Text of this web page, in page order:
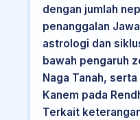
dengan jumlah
penanggalan
astrologi dan
bawah pengaruh
Naga Tanah,
Kanem pada
Terkait